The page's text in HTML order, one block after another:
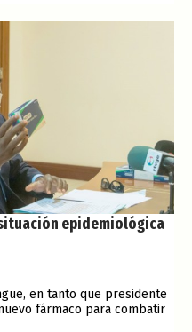
epidemiológica
en tanto que presidente
fármaco para combatir